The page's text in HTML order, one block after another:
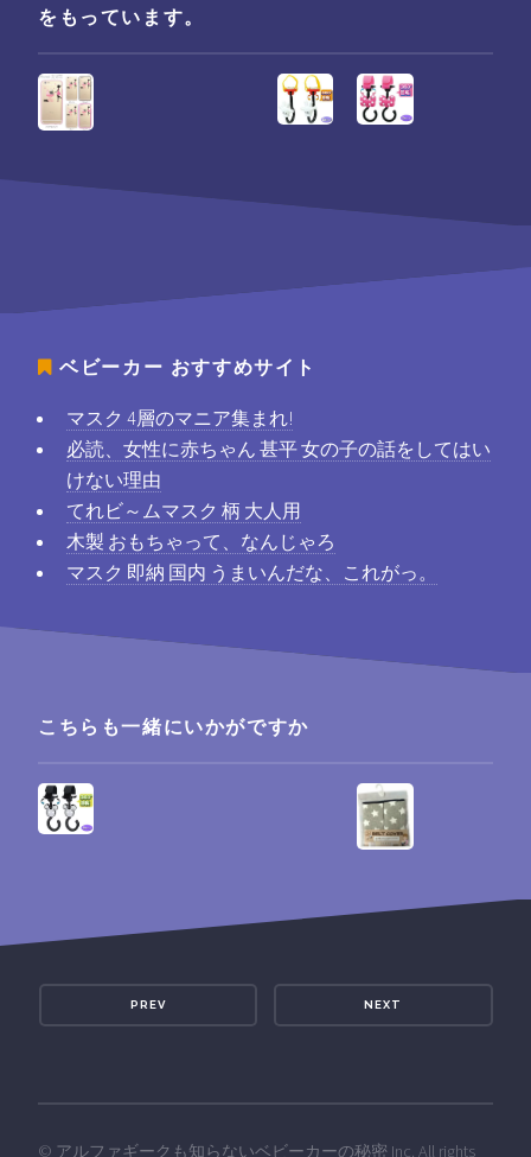
をもっています。
ベビーカー おすすめサイト
マスク 4層のマニア集まれ!
必読、女性に赤ちゃん 甚平 女の子の話をしてはい
けない理由
てれビ～ムマスク 柄 大人用
木製 おもちゃって、なんじゃろ
マスク 即納 国内 うまいんだな、これがっ。
こちらも一緒にいかがですか
PREV NEXT
© アルファギークも知らないベビーカーの秘密 Inc. All rights